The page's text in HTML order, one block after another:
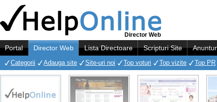
Director Web
Portal Director Web Lista Directoare Scripturi Site
Categorii Adauga site Site-uri noi Top voturi Top vizite Top PR